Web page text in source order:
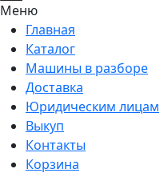
Меню
Главная
Каталог
Машины в разборе
Доставка
Юридическим лицам
Выкуп
Контакты
Корзина